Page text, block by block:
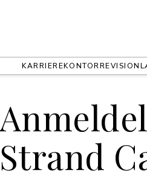
KARRIEREKONTORREVISION
Strand